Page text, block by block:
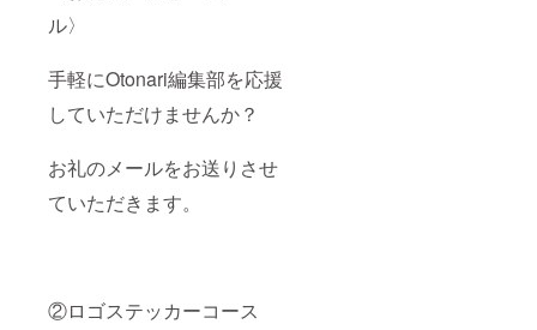
ル〉
手軽にOtonari編集部を応援
していただけませんか？
お礼のメールをお送りさせ
ていただきます。
②ロゴステッカーコース